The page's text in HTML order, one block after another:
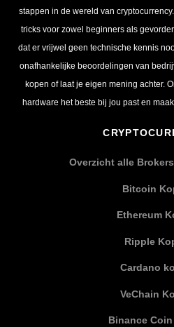
stappen in de wereld van
tricks voor zowel beginners als
dat er vrijwel geen technische kennis
onafhankelijke beoordelingen van
kopen of laat je eigen mening achter.
hardware het beste bij jou past en
Overzicht alle
Bitcoin
Ethereum
Ripple
Cardano
VeChain
Binance